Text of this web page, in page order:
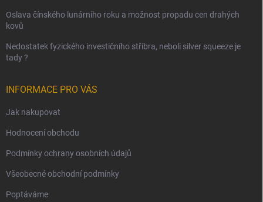
Oslava čínského lunárního roku a možnost propadu cen drahých
kovů
Nedostatek fyzického investičního stříbra, neboli silver squeeze je
tady ?
INFORMACE PRO VÁS
Jak nakupovat
Hodnocení obchodu
Podmínky ochrany osobních údajů
Všeobecné obchodní podmínky
Poptáváme